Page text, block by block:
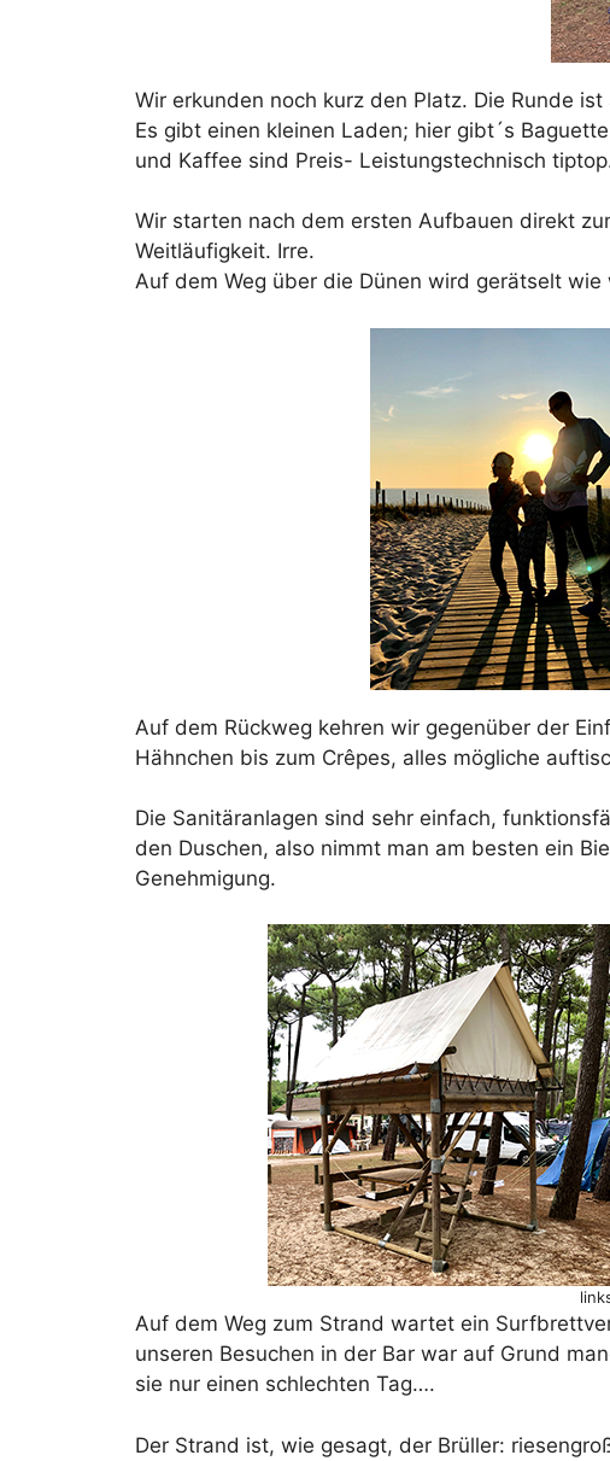
Wir erkunden noch kurz den Platz. Die Runde
Es gibt einen kleinen Laden; hier gibt´s
und Kaffee sind Preis- Leistungstechnisch
Wir starten nach dem ersten Aufbauen direkt
Weitläufigkeit. Irre.
Auf dem Weg über die Dünen wird gerätselt
Auf dem Rückweg kehren wir gegenüber der
Hähnchen bis zum Crêpes, alles mögliche
Die Sanitäranlagen sind sehr einfach,
den Duschen, also nimmt man am besten ein
Genehmigung.
Auf dem Weg zum Strand wartet ein
unseren Besuchen in der Bar war auf Grund
sie nur einen schlechten Tag….
Der Strand ist, wie gesagt, der Brüller: